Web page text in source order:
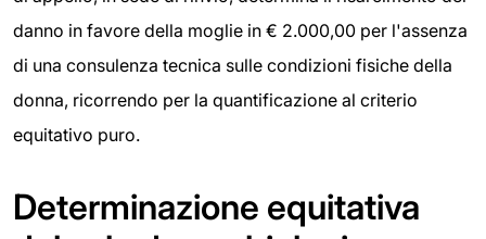
danno in favore della moglie in € 2.000,00 per l'assenza
di una consulenza tecnica sulle condizioni fisiche della
donna, ricorrendo per la quantificazione al criterio
equitativo puro.
Determinazione equitativa